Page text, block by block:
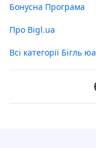
Бонусна Програма
Про Bigl.ua
Всі категорії Бігль юа